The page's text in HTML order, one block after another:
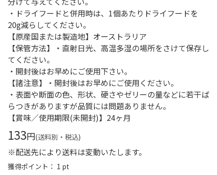
・ドライフードと併用時は、1個あたりドライフードを
20g減らしてください。
【原産国または製造地】オーストラリア
【保管方法】・直射日光、高温多湿の場所をさけて保存し
てください。
・開封後はお早めにご使用下さい。
【諸注意】・開封後はお早めにご使用ください。
・表面や断面の色、形状、硬さやゼリーの量などに若干ば
らつきがありますが品質には問題ありません。
【賞味／使用期限(未開封)】24ヶ月
133円(送料別・税込)
※配送先により送料は変動いたします。
獲得ポイント： 1 pt